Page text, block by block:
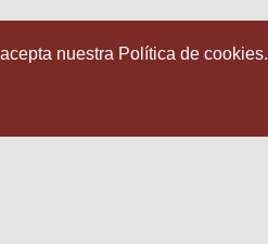
nuestra Política de cookies.